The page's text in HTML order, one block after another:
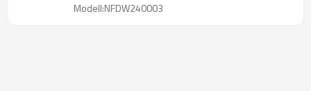
Modell:NFDW240003